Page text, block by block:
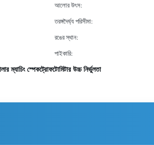
আলোর উৎস:
তরঙ্গদৈর্ঘ্য পরিসীমা:
রঙের স্থান:
পাইকারি:
ম্যাচিং স্পেকট্রোফটোমিটার উচ্চ নির্ভুলতা